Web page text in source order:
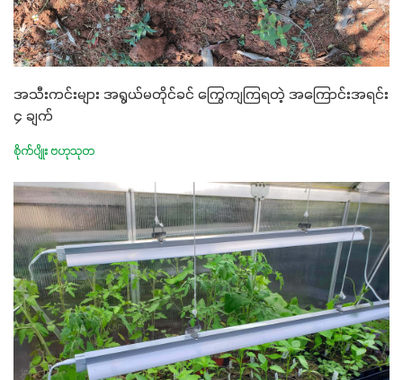
အသီးကင်းများ အရွယ်မတိုင်ခင် ကြွေကျကြရတဲ့ အကြောင်းအရင်း
၄ ချက်
စိုက်ပျိုး ဗဟုသုတ